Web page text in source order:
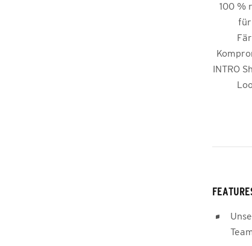
100 %
für
INTRO